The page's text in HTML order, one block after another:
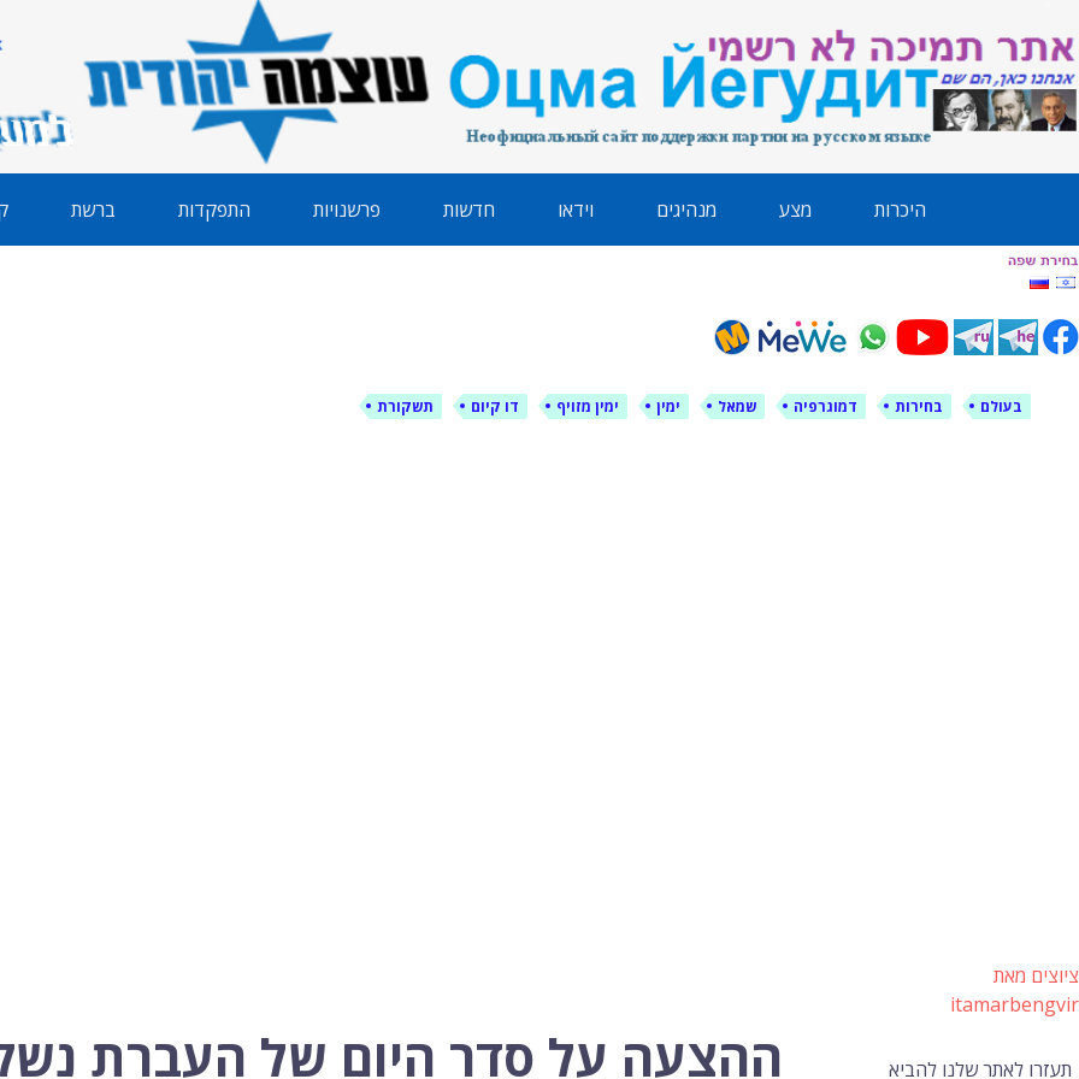
לימין עוצמה יהודית
היכרות מצע מנהיגים וידאו חדשות פרשנויות התפקדות ברשת
בעולם בחירות דמוגרפיה שמאל ימין ימין מזויף דו קיום תשקורת
ההצעה על סדר היום של העברת
ציוצים מאת
itamarbengvir
תעזרו לאתר שלנו להביא